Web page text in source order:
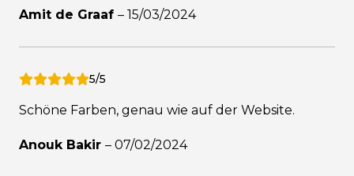
Amit de Graaf – 15/03/2024
5/5
Schöne Farben, genau wie auf der Website.
Anouk Bakir – 07/02/2024